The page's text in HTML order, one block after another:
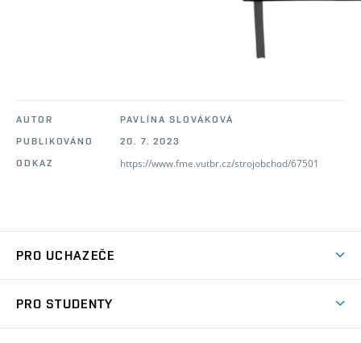
AUTOR
PAVLÍNA SLOVÁKOVÁ
PUBLIKOVÁNO
20. 7. 2023
ODKAZ
https://www.fme.vutbr.cz/strojobchod/67501
PRO UCHAZEČE
PRO STUDENTY